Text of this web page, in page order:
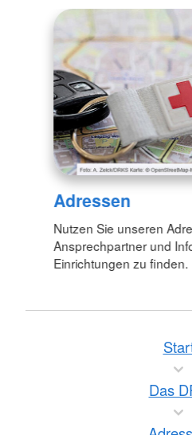
Adressen
Nutzen Sie unseren
Ansprechpartner und
Einrichtungen zu finden.
Das